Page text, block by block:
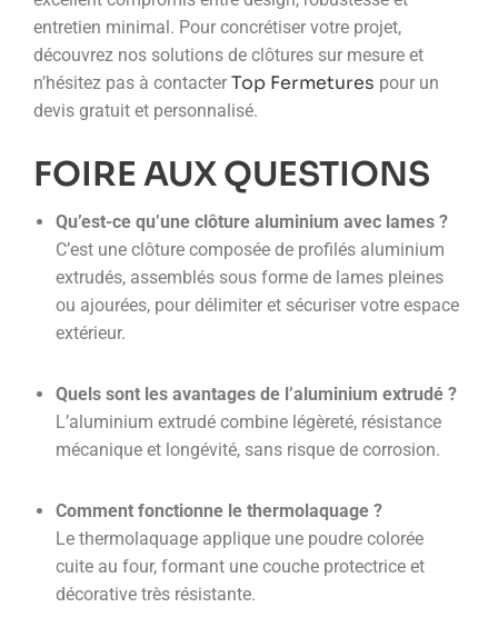
entretien minimal. Pour concrétiser votre projet,
découvrez nos solutions de clôtures sur mesure et
n’hésitez pas à contacter Top Fermetures pour un
devis gratuit et personnalisé.
FOIRE AUX QUESTIONS
Qu’est-ce qu’une clôture aluminium avec lames ?
C’est une clôture composée de profilés aluminium
extrudés, assemblés sous forme de lames pleines
ou ajourées, pour délimiter et sécuriser votre espace
extérieur.
Quels sont les avantages de l’aluminium extrudé ?
L’aluminium extrudé combine légèreté, résistance
mécanique et longévité, sans risque de corrosion.
Comment fonctionne le thermolaquage ?
Le thermolaquage applique une poudre colorée
cuite au four, formant une couche protectrice et
décorative très résistante.